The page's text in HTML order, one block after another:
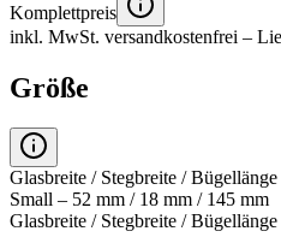
Komplettpreis
inkl. MwSt. versandkostenfrei –
Größe
Glasbreite / Stegbreite / Bügellänge
Small – 52 mm / 18 mm / 145 mm
Glasbreite / Stegbreite / Bügellänge